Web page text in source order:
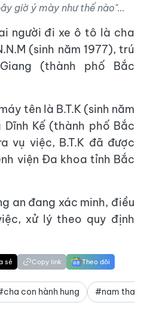
giờ ý mày như thế nào"…
người đi xe ô tô là cha
(sinh năm 1977), trú
(thành phố Bắc
tên là B.T.K (sinh năm
Kế (thành phố Bắc
vụ việc, B.T.K đã được
viện Đa khoa tỉnh Bắc
an đang xác minh, điều
xử lý theo quy định
sẻ Copy link Theo dõi
con hành hung #nam